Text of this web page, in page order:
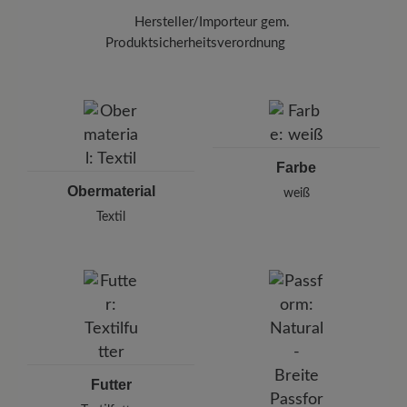
Gerüchen zu befreien, verwenden Sie das
Spray Breeze (125 ml)in dem Innenraum und
Hersteller/Importeur gem.
Produktsicherheitsverordnung
Karlstraße 8/1, 71638 Ludwigsburg, Germany
E-Mail: support@joe-nimble.com
Obermaterial
Textil
Farbe
weiß
Futter